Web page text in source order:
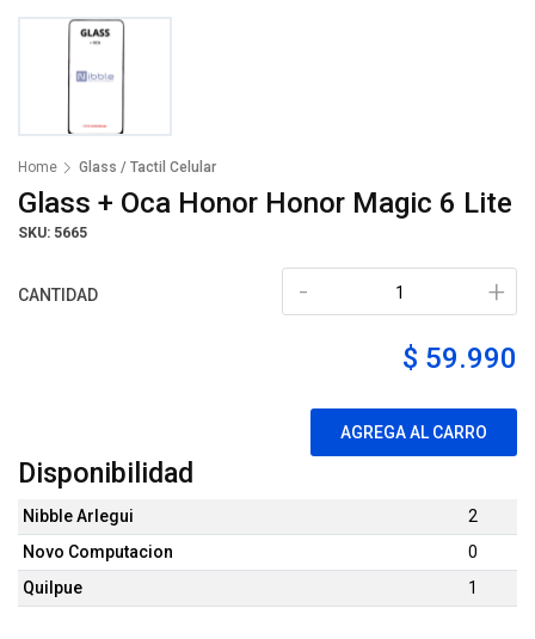
Home Glass / Tactil Celular
Glass + Oca Honor Honor Magic 6 Lite
SKU: 5665
CANTIDAD +
-
$ 59.990
AGREGA AL CARRO
Disponibilidad
Nibble Arlegui
2
Novo Computacion
0
Quilpue
1